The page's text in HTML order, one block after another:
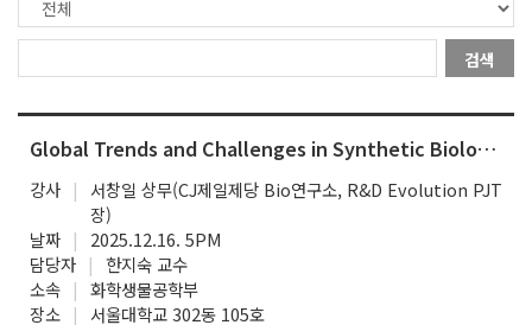
검색
Global Trends and Challenges in Synthetic Biology and Biomanufacturing
강사
서창일 상무(CJ제일제당 Bio연구소, R&D Evolution PJT
장)
날짜
2025.12.16. 5PM
담당자
한지숙 교수
소속
화학생물공학부
장소
서울대학교 302동 105호